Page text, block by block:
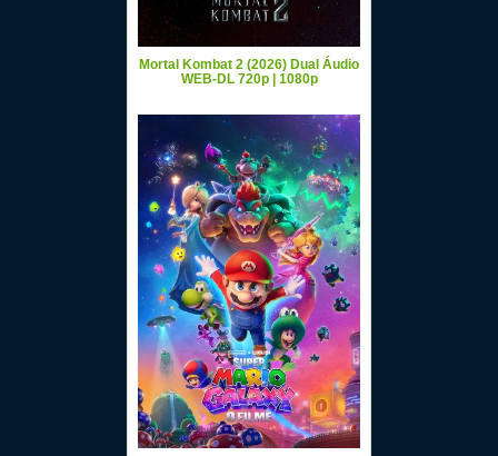
Mortal Kombat 2 (2026) Dual Áudio
WEB-DL 720p | 1080p